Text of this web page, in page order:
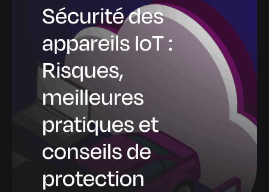
Sécurité des
appareils IoT :
Risques,
meilleures
pratiques et
conseils de
protection